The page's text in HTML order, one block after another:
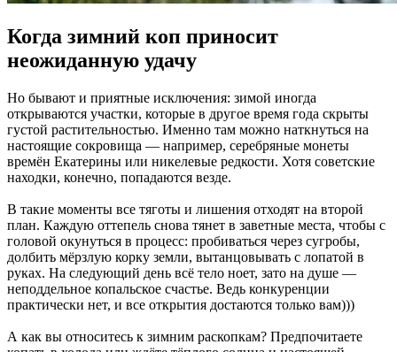
Когда зимний коп приносит
неожиданную удачу
Но бывают и приятные исключения: зимой иногда
открываются участки, которые в другое время года скрыты
густой растительностью. Именно там можно наткнуться на
настоящие сокровища — например, серебряные монеты
времён Екатерины или никелевые редкости. Хотя советские
находки, конечно, попадаются везде.
В такие моменты все тяготы и лишения отходят на второй
план. Каждую оттепель снова тянет в заветные места, чтобы с
головой окунуться в процесс: пробиваться через сугробы,
долбить мёрзлую корку земли, вытанцовывать с лопатой в
руках. На следующий день всё тело ноет, зато на душе —
неподдельное копальское счастье. Ведь конкуренции
практически нет, и все открытия достаются только вам)))
А как вы относитесь к зимним раскопкам? Предпочитаете